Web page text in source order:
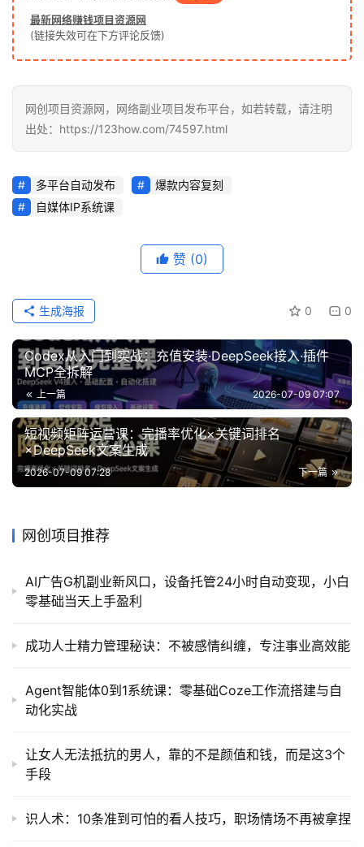
最新网络赚钱项目资源网
(链接失效可在下方评论反馈)
网创项目资源网，网络副业项目发布平台，如若转载，请注明
出处：https://123how.com/74597.html
多平台自动发布
爆款内容复刻
自媒体IP系统课
赞 (0)
0 0
生成海报
Codex从入门到实战：充值安装·DeepSeek接入·插件
MCP全拆解
上一篇 2026-07-09 07:07
短视频矩阵运营课：完播率优化×关键词排名
×DeepSeek文案生成
下一篇
2026-07-09 07:28
网创项目推荐
AI广告G机副业新风口，设备托管24小时自动变现，小白
零基础当天上手盈利
成功人士精力管理秘诀：不被感情纠缠，专注事业高效能
Agent智能体0到1系统课：零基础Coze工作流搭建与自
动化实战
让女人无法抵抗的男人，靠的不是颜值和钱，而是这3个
手段
识人术：10条准到可怕的看人技巧，职场情场不再被拿捏